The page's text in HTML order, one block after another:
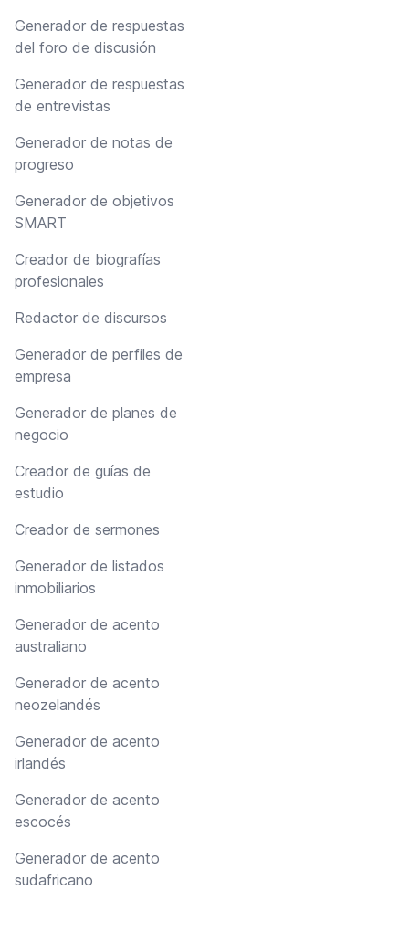
Generador de respuestas
del foro de discusión
Generador de respuestas
de entrevistas
Generador de notas de
progreso
Generador de objetivos
SMART
Creador de biografías
profesionales
Redactor de discursos
Generador de perfiles de
empresa
Generador de planes de
negocio
Creador de guías de
estudio
Creador de sermones
Generador de listados
inmobiliarios
Generador de acento
australiano
Generador de acento
neozelandés
Generador de acento
irlandés
Generador de acento
escocés
Generador de acento
sudafricano